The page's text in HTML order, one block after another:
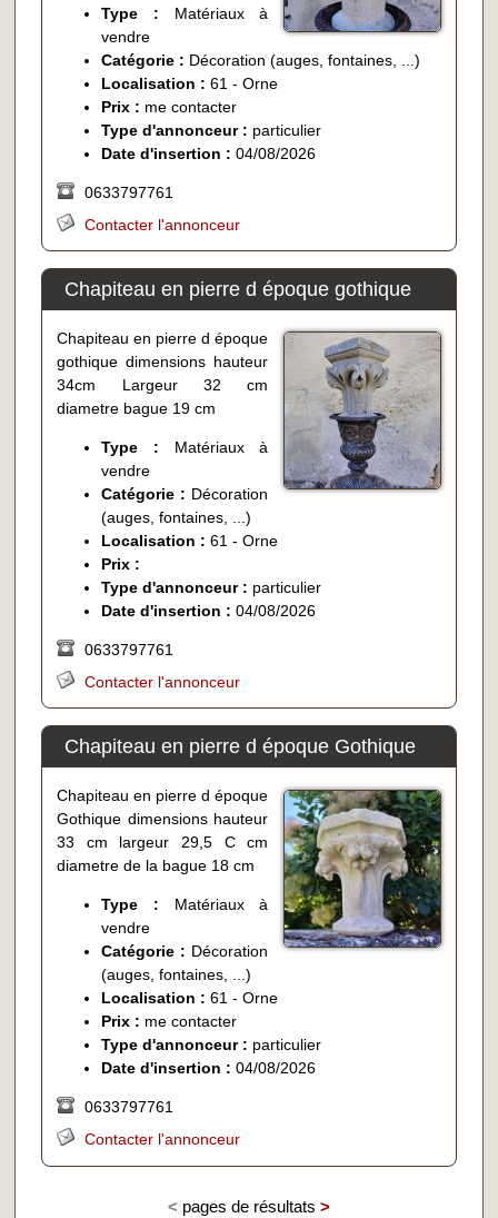
Type : Matériaux à
vendre
Catégorie : Décoration (auges, fontaines, ...)
Localisation :61 - Orne
Prix : me contacter
Type d'annonceur : particulier
Date d'insertion :04/08/2026
0633797761
Contacter l'annonceur
Chapiteau en pierre d époque gothique
Chapiteau en pierre d époque
gothique dimensions hauteur
34cm Largeur 32 cm
diametre bague 19 cm
Type : Matériaux à
vendre
Catégorie : Décoration
(auges, fontaines, ...)
Localisation :61 - Orne
Prix :
Type d'annonceur : particulier
Date d'insertion :04/08/2026
0633797761
Contacter l'annonceur
Chapiteau en pierre d époque Gothique
Chapiteau en pierre d époque
Gothique dimensions hauteur
33 cm largeur 29,5 C cm
diametre de la bague 18 cm
Type : Matériaux à
vendre
Catégorie : Décoration
(auges, fontaines, ...)
Localisation :61 - Orne
Prix : me contacter
Type d'annonceur : particulier
Date d'insertion :04/08/2026
0633797761
Contacter l'annonceur
< pages de résultats >